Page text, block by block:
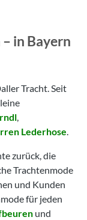
in Bayern
Tracht. Seit
,
Lederhose.
zurück, die
Trachtenmode
und Kunden
für jeden
und